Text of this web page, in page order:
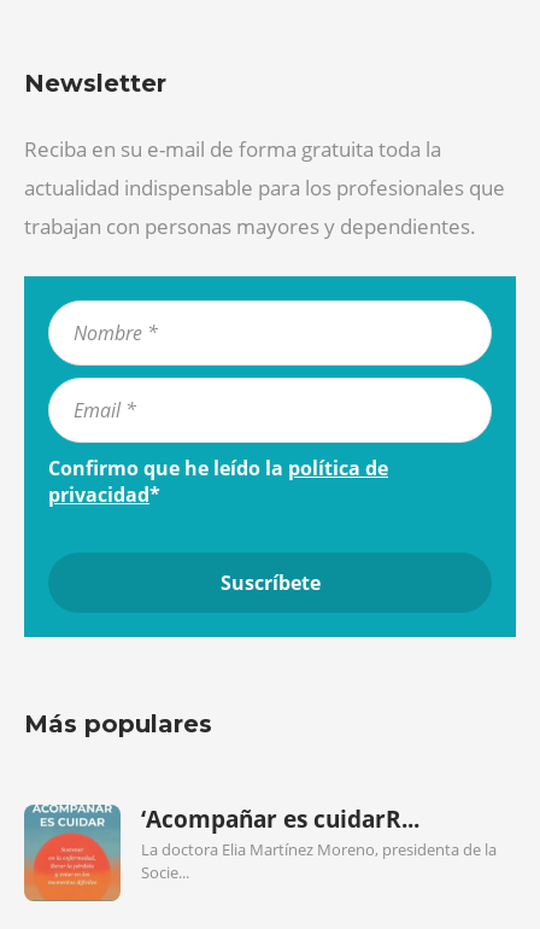
Newsletter
Reciba en su e-mail de forma gratuita toda la
actualidad indispensable para los profesionales que
trabajan con personas mayores y dependientes.
Confirmo que he leído la política de
privacidad*
Más populares
‘Acompañar es cuidarR...
La doctora Elia Martínez Moreno, presidenta de la
Socie...